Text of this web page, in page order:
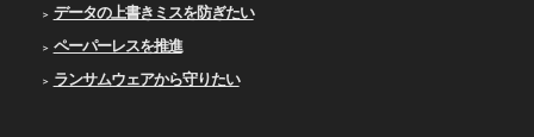
データの上書きミスを防ぎたい
ペーパーレスを推進
ランサムウェアから守りたい